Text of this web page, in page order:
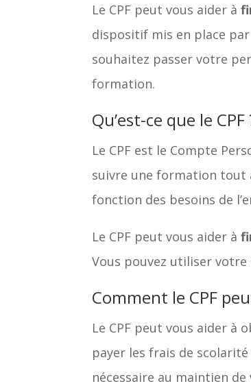
Le CPF peut vous aider à
dispositif mis en place
souhaitez passer votre
formation.
Qu’est-ce que le CPF
Le CPF est le Compte
suivre une formation tout
fonction des besoins de
Le CPF peut vous aider à
Vous pouvez utiliser votre
Comment le CPF
Le CPF peut vous aider à
payer les frais de
nécessaire au maintien